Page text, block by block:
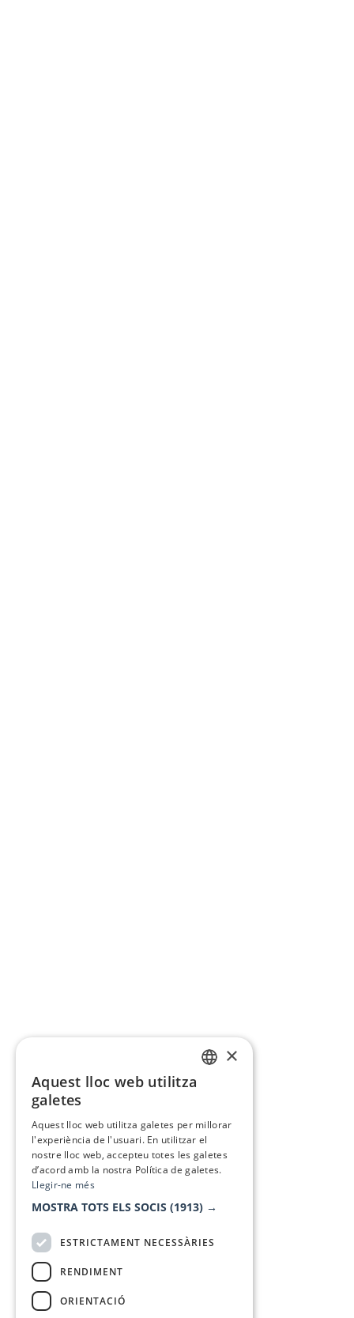
×
Aquest lloc web utilitza
galetes
Aquest lloc web utilitza galetes per millorar
l'experiència de l'usuari. En utilitzar el
nostre lloc web, accepteu totes les galetes
d’acord amb la nostra Política de galetes.
Llegir-ne més
MOSTRA TOTS ELS SOCIS (1913) →
ESTRICTAMENT NECESSÀRIES
RENDIMENT
ORIENTACIÓ